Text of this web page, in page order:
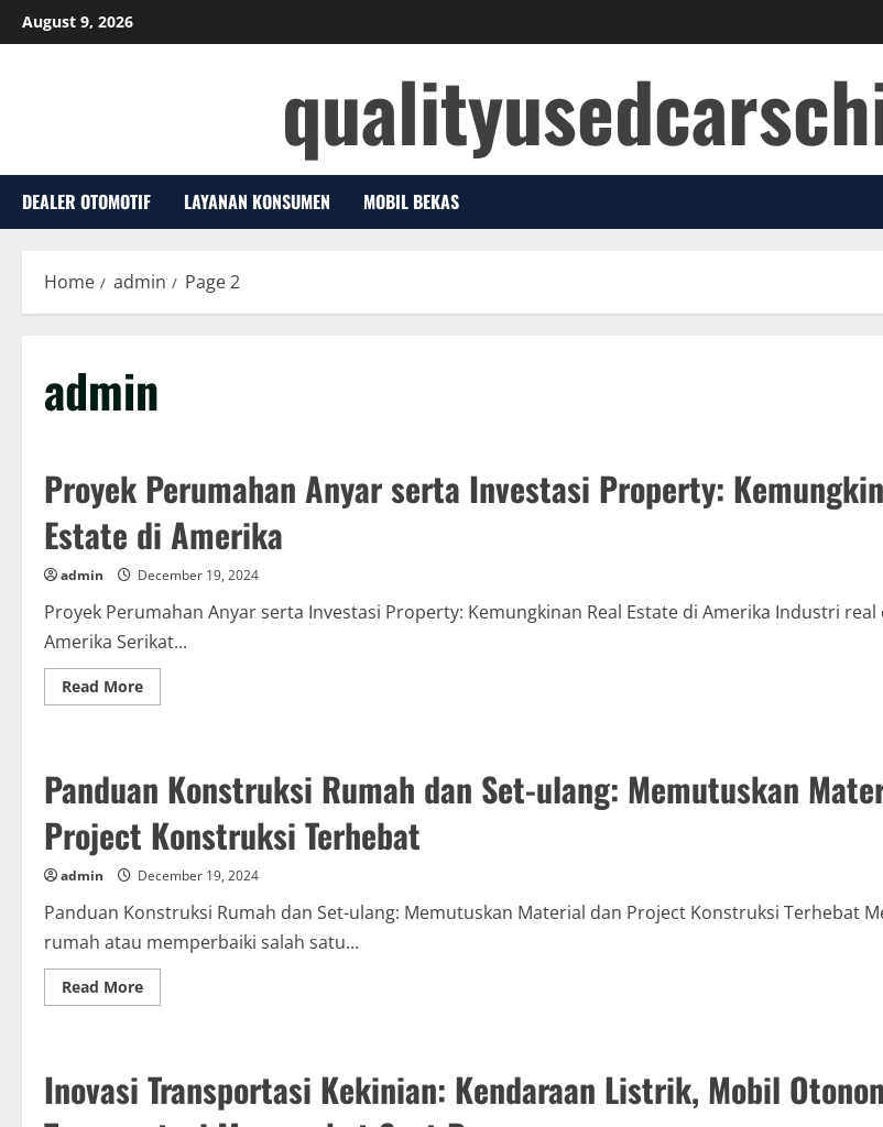
Skip
to
August 9, 2026
DEALER OTOMOTIF LAYANAN KONSUMEN MOBIL BEKAS
Home admin Page 2
admin
Proyek Perumahan Anyar serta Investasi Property:
Estate di Amerika
admin December 19, 2024
Proyek Perumahan Anyar serta Investasi Property: Kemungkinan Real Estate di Amerika Industri real
Amerika Serikat...
Read MoreRead
more
serta
Investasi
Property:
Kemungkinan
Real
Estate
di
Amerika
Panduan Konstruksi Rumah dan Set-ulang: Memutuskan
Project Konstruksi Terhebat
admin December 19, 2024
Panduan Konstruksi Rumah dan Set-ulang: Memutuskan Material dan Project Konstruksi Terhebat
rumah atau memperbaiki salah satu...
Read MoreRead
more
dan
Set-
ulang:
Inovasi Transportasi Kekinian: Kendaraan Listrik, Mobil